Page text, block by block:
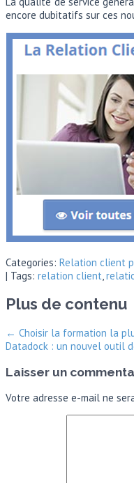
encore dubitatifs sur ces
Categories: Relation client
| Tags: relation client,
Plus de contenu
← Choisir la formation la
Datadock : un nouvel outil
Laisser un
Votre adresse e-mail ne